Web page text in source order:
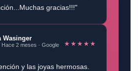
gracias!!!"
Wasinger
Hace 2 meses · Google
★★★★★
y las joyas hermosas.